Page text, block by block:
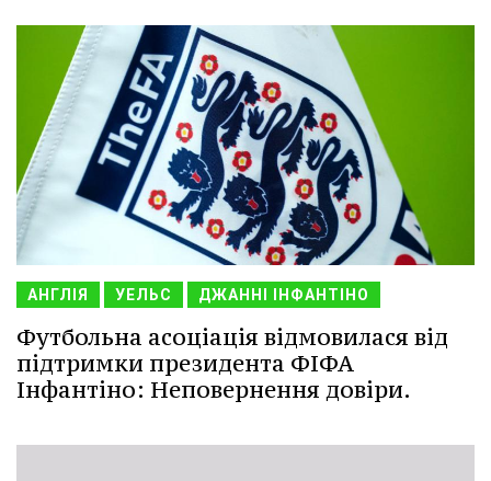
АНГЛІЯ УЕЛЬС ДЖАННІ ІНФАНТІНО
Футбольна асоціація відмовилася від
підтримки президента ФІФА
Інфантіно: Неповернення довіри.